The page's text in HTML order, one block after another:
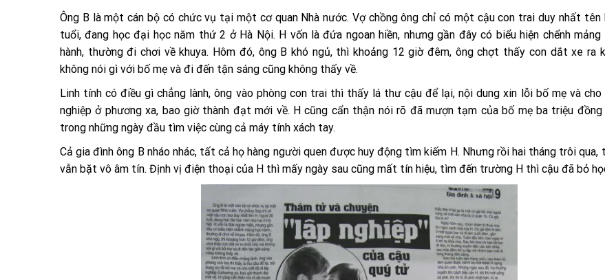
Ông B là một cán bộ có chức vụ tại một cơ quan Nhà nước. Vợ chồng ông chỉ có một cậu con trai duy nhất tên
tuổi, đang học đại học năm thứ 2 ở Hà Nội. H vốn là đứa ngoan hiền, nhưng gần đây có biểu hiện chểnh mảng
hành, thường đi chơi về khuya. Hôm đó, ông B khó ngủ, thì khoảng 12 giờ đêm, ông chợt thấy con dắt xe ra
không nói gì với bố mẹ và đi đến tận sáng cũng không thấy về.
Linh tính có điều gì chẳng lành, ông vào phòng con trai thì thấy lá thư cậu để lại, nội dung xin lỗi bố mẹ và
nghiệp ở phương xa, bao giờ thành đạt mới về. H cũng cẩn thận nói rõ đã mượn tạm của bố mẹ ba triệu
trong những ngày đầu tìm việc cùng cả máy tính xách tay.
Cả gia đình ông B nháo nhác, tất cả họ hàng người quen được huy động tìm kiếm H. Nhưng rồi hai tháng trôi qua,
vẫn bặt vô âm tín. Định vị điện thoại của H thì mấy ngày sau cũng mất tín hiệu, tìm đến trường H thì cậu đã bỏ